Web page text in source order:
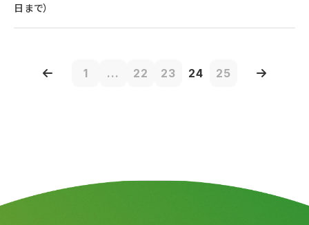
日まで）
1 ... 22 23 24 25